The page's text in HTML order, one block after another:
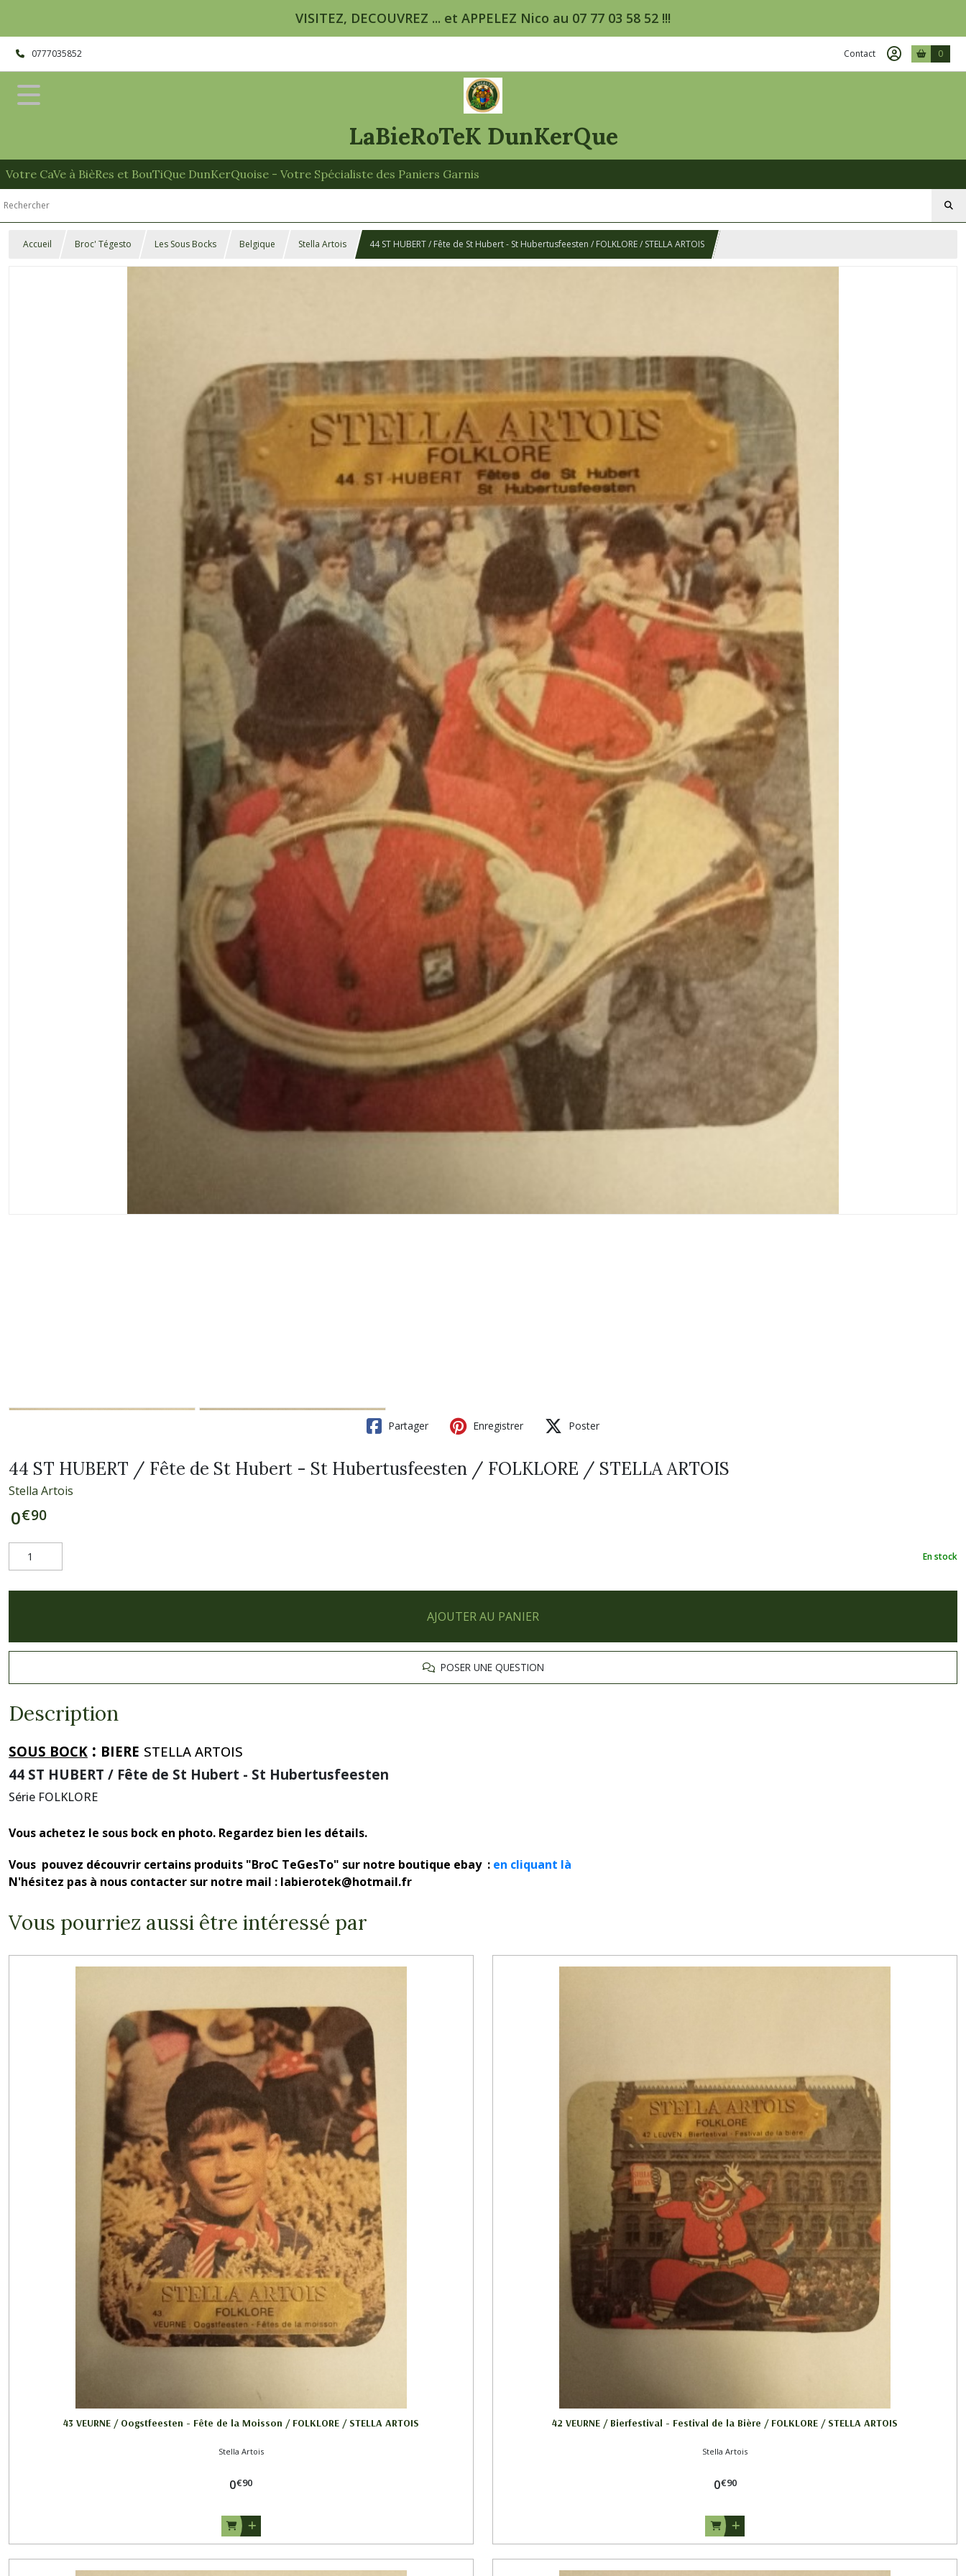
VISITEZ, DECOUVREZ ... et APPELEZ Nico au 07 77 03 58 52 !!!
0777035852 Contact 0
LaBieRoTeK DunKerQue
Votre CaVe à BièRes et BouTiQue DunKerQuoise - Votre Spécialiste des Paniers Garnis
Accueil Broc' Tégesto Les Sous Bocks Belgique Stella Artois 44 ST HUBERT / Fête de St Hubert - St Hubertusfeesten / FOLKLORE / STELLA ARTOIS
Partager Enregistrer Poster
44 ST HUBERT / Fête de St Hubert - St Hubertusfeesten / FOLKLORE / STELLA ARTOIS
Stella Artois
0€90
En stock
AJOUTER AU PANIER
POSER UNE QUESTION
Description
SOUS BOCK : BIERE STELLA ARTOIS
44 ST HUBERT / Fête de St Hubert - St Hubertusfeesten
Série FOLKLORE
Vous achetez le sous bock en photo. Regardez bien les détails.
Vous pouvez découvrir certains produits "BroC TeGesTo" sur notre boutique ebay : en cliquant là
N'hésitez pas à nous contacter sur notre mail : labierotek@hotmail.fr
Vous pourriez aussi être intéressé par
43 VEURNE / Oogstfeesten - Fête de la Moisson / FOLKLORE / STELLA ARTOIS
Stella Artois
0€90
42 VEURNE / Bierfestival - Festival de la Bière / FOLKLORE / STELLA ARTOIS
Stella Artois
0€90